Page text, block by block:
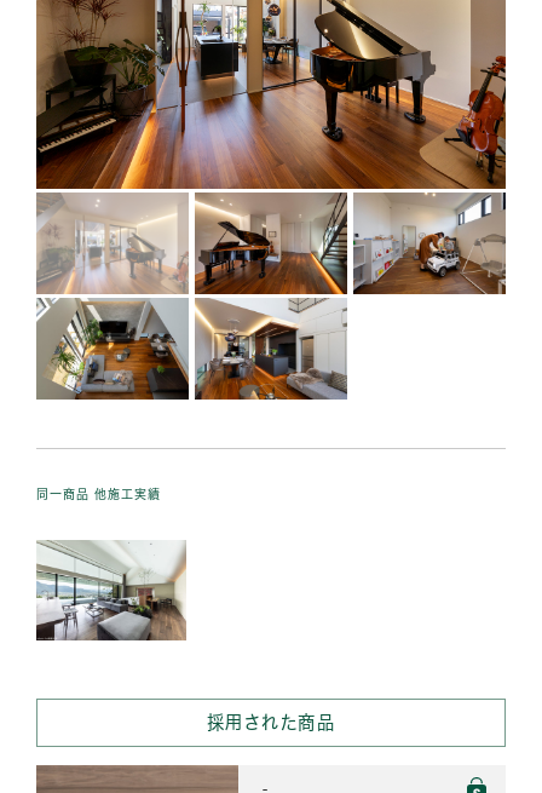
採用された商品
-
同一商品 他施工実績